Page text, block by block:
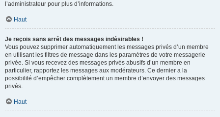
l’administrateur pour plus d’informations.
Haut
Je reçois sans arrêt des messages indésirables !
Vous pouvez supprimer automatiquement les messages privés d’un membre
en utilisant les filtres de message dans les paramètres de votre messagerie
privée. Si vous recevez des messages privés abusifs d’un membre en
particulier, rapportez les messages aux modérateurs. Ce dernier a la
possibilité d’empêcher complètement un membre d’envoyer des messages
privés.
Haut